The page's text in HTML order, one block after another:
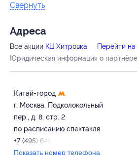
Свернуть
Адресa
Все акции КЦ Хитровка
Перейти
Юридическая информация о партнёре
Китай-город
г. Москва, Подколокольный
пер., д. 8, стр. 2
по расписанию спектакля
+7 (495) 649-68-63
Показать номер телефона